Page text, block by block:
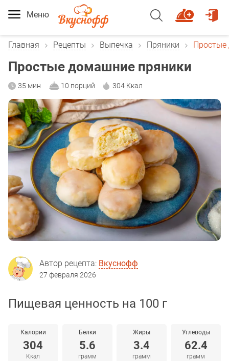
Меню
Главная Рецепты Выпечка Пряники Простые
Простые домашние пряники
35 мин 10 порций 304 Ккал
Автор рецепта: Вкуснофф
27 февраля 2026
Пищевая ценность на 100 г
Калории
304
Ккал
Белки
5.6
грамм
Жиры
3.4
грамм
Углеводы
62.4
грамм